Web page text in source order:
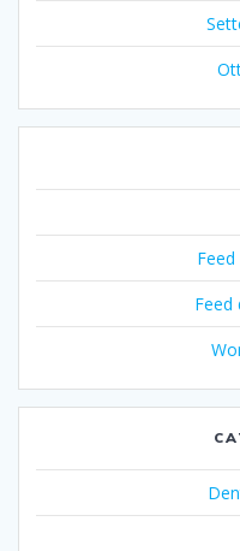
Feed